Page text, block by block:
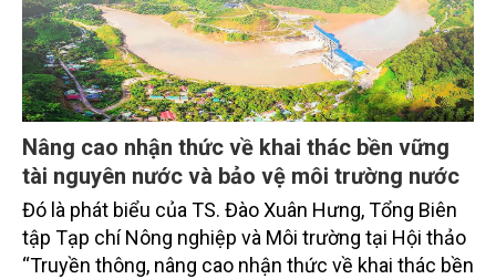
Nâng cao nhận thức về khai thác bền vững
tài nguyên nước và bảo vệ môi trường nước
Đó là phát biểu của TS. Đào Xuân Hưng, Tổng Biên
tập Tạp chí Nông nghiệp và Môi trường tại Hội thảo
“Truyền thông, nâng cao nhận thức về khai thác bền